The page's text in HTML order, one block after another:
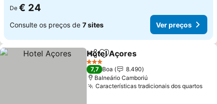
De € 24
Consulte os preços de 7 sites Ver preços
PartilharAdicionar aos favoritos
Hotel Açores
3 Estrelas
7,7 Boa
8.490
Balneário Camboriú
Características tradicionais dos quartosVer